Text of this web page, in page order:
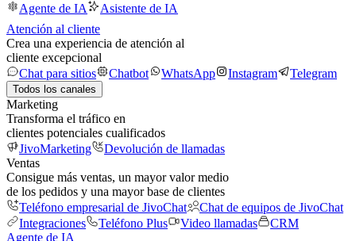
Agente de IA
Asistente de IA
Atención al cliente
Crea una experiencia de atención al
cliente excepcional
Chat para sitios
Chatbot WhatsApp Instagram Telegram
Todos los canales
Marketing
Transforma el tráfico en
clientes potenciales cualificados
JivoMarketing
Devolución de llamadas
Ventas
Consigue más ventas, un mayor valor medio
de los pedidos y una mayor base de clientes
Teléfono empresarial de JivoChat
Chat de equipos de JivoChat
Integraciones
Teléfono Plus Video llamadas
CRM
Agente de IA